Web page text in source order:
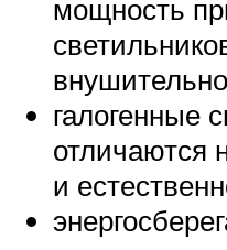
мощность
галогенные
отличаются
и